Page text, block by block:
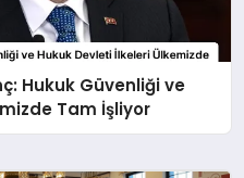
Hukuk Güvenliği ve
Tam İşliyor